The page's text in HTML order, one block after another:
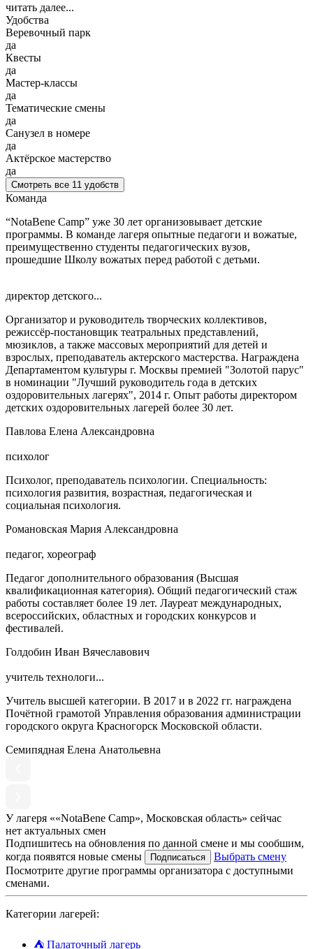
читать далее...
Удобства
Веревочный парк
да
Квесты
да
Мастер-классы
да
Тематические смены
да
Санузел в номере
да
Актёрское мастерство
да
Смотреть все 11 удобств
Команда
“NotaBene Camp” уже 30 лет организовывает детские
программы. В команде лагеря опытные педагоги и вожатые,
преимущественно студенты педагогических вузов,
прошедшие Школу вожатых перед работой с детьми.
директор детского...
Организатор и руководитель творческих коллективов,
режиссёр-постановщик театральных представлений,
мюзиклов, а также массовых мероприятий для детей и
взрослых, преподаватель актерского мастерства. Награждена
Департаментом культуры г. Москвы премией "Золотой парус"
в номинации "Лучший руководитель года в детских
оздоровительных лагерях", 2014 г. Опыт работы директором
детских оздоровительных лагерей более 30 лет.
Павлова Елена Александровна
психолог
Психолог, преподаватель психологии. Специальность:
психология развития, возрастная, педагогическая и
социальная психология.
Романовская Мария Александровна
педагог, хореограф
Педагог дополнительного образования (Высшая
квалификационная категория). Общий педагогический стаж
работы составляет более 19 лет. Лауреат международных,
всероссийских, областных и городских конкурсов и
фестивалей.
Голдобин Иван Вячеславович
учитель технологи...
Учитель высшей категории. В 2017 и в 2022 гг. награждена
Почётной грамотой Управления образования администрации
городского округа Красногорск Московской области.
Семипядная Елена Анатольевна
У лагеря ««NotaBene Camp», Московская область» сейчас
нет актуальных смен
Подпишитесь на обновления по данной смене и мы сообшим,
когда появятся новые смены
Подписаться
Выбрать смену
Посмотрите другие программы организатора с доступными
сменами.
Категории лагерей:
⛺ Палаточный лагерь